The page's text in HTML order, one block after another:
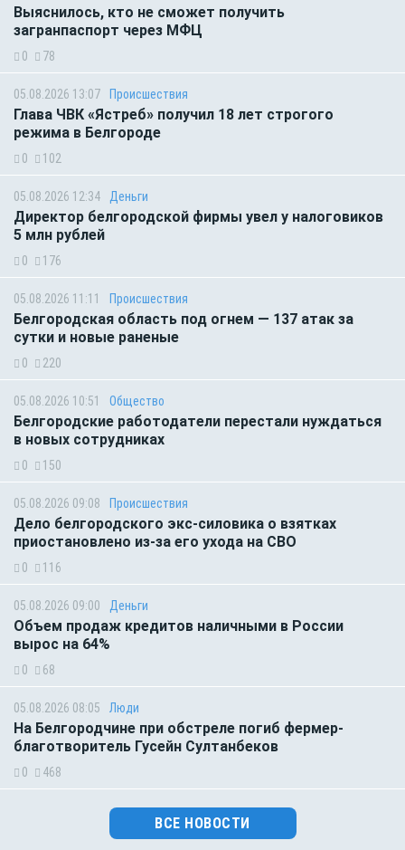
Выяснилось, кто не сможет получить
загранпаспорт через МФЦ
0 78
05.08.2026 13:07 Происшествия
Глава ЧВК «Ястреб» получил 18 лет строгого
режима в Белгороде
0 102
05.08.2026 12:34 Деньги
Директор белгородской фирмы увел у налоговиков
5 млн рублей
0 176
05.08.2026 11:11 Происшествия
Белгородская область под огнем — 137 атак за
сутки и новые раненые
0 220
05.08.2026 10:51 Общество
Белгородские работодатели перестали нуждаться
в новых сотрудниках
0 150
05.08.2026 09:08 Происшествия
Дело белгородского экс-силовика о взятках
приостановлено из-за его ухода на СВО
0 116
05.08.2026 09:00 Деньги
Объем продаж кредитов наличными в России
вырос на 64%
0 68
05.08.2026 08:05 Люди
На Белгородчине при обстреле погиб фермер-
благотворитель Гусейн Султанбеков
0 468
ВСЕ НОВОСТИ